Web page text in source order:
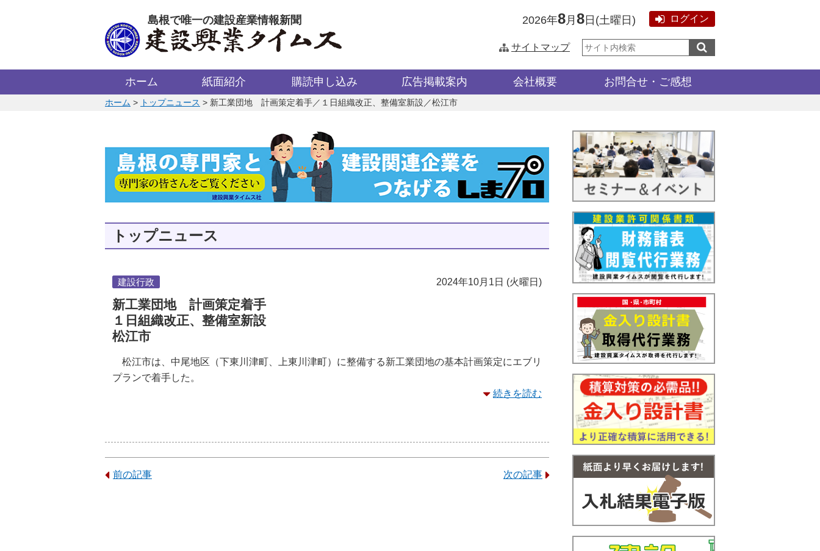
島根で唯一の建設産業情報新聞 2026年8月 8 日 (土曜日 ) ログイン
サイトマップ
サ
イ
内
ホーム 紙面紹介 購読申し込み 広告掲載案内 会社概要 お問合せ・ご感想
このページの位置:
ホーム > トップニュース > 新工業団地 計画策定着手／１日組織改正、整備室新設／松江市
トップニュース
2024年10月1日 (火曜日)
建設行政
新工業団地 計画策定着手
１日組織改正、整備室新設
松江市
松江市は、中尾地区（下東川津町、上東川津町）に整備する新工業団地の基本計画策定にエブリ
プランで着手した。
続きを読む
前の記事 次の記事